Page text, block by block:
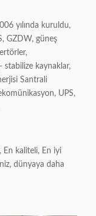
yılında kuruldu,
GZDW, güneş
kaynaklar,
Santrali
UPS,
En kaliteli, En iyi
dünyaya daha